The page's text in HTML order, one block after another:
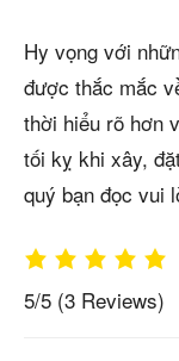
Hy vọng với
được thắc mắc
thời hiểu rõ hơn
tối kỵ khi xây,
quý bạn đọc vui
5/5 (3 Reviews)